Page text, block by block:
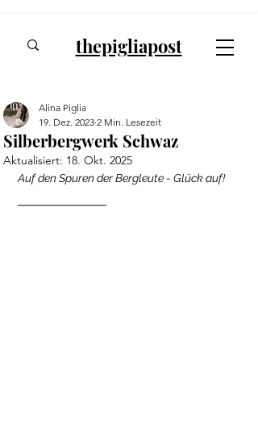
thepigliapost
Silberbergwerk Schwaz
Alina Piglia
19. Dez. 2023 2 Min. Lesezeit
Aktualisiert: 18. Okt. 2025
Auf den Spuren der Bergleute - Glück auf!